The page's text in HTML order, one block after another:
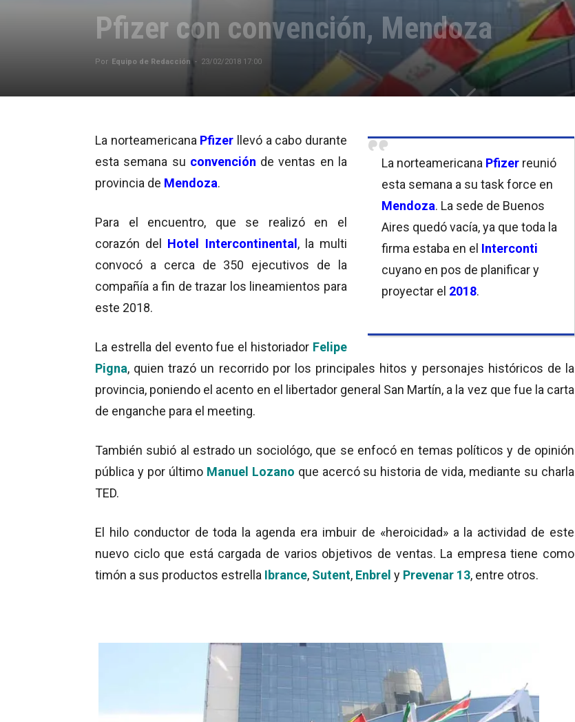
Pfizer con convención, Mendoza
Por Equipo de Redacción - 23/02/2018 17:00
La norteamericana Pfizer reunió
esta semana a su task force en
Mendoza. La sede de Buenos
Aires quedó vacía, ya que toda la
firma estaba en el Interconti
cuyano en pos de planificar y
proyectar el 2018.
La norteamericana Pfizer llevó a cabo durante
esta semana su convención de ventas en la
provincia de Mendoza.
Para el encuentro, que se realizó en el
corazón del Hotel Intercontinental, la multi
convocó a cerca de 350 ejecutivos de la
compañía a fin de trazar los lineamientos para
este 2018.
La estrella del evento fue el historiador Felipe
Pigna, quien trazó un recorrido por los principales hitos y personajes históricos de la
provincia, poniendo el acento en el libertador general San Martín, a la vez que fue la carta
de enganche para el meeting.
También subió al estrado un sociológo, que se enfocó en temas políticos y de opinión
pública y por último Manuel Lozano que acercó su historia de vida, mediante su charla
TED.
El hilo conductor de toda la agenda era imbuir de «heroicidad» a la actividad de este
nuevo ciclo que está cargada de varios objetivos de ventas. La empresa tiene como
timón a sus productos estrella Ibrance, Sutent, Enbrel y Prevenar 13, entre otros.